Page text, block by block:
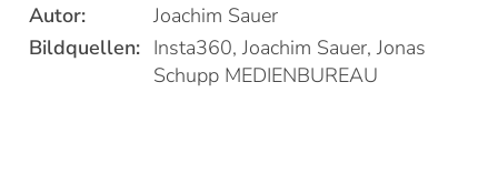
Autor:
Joachim Sauer
Bildquellen: Insta360, Joachim Sauer, Jonas
Schupp MEDIENBUREAU